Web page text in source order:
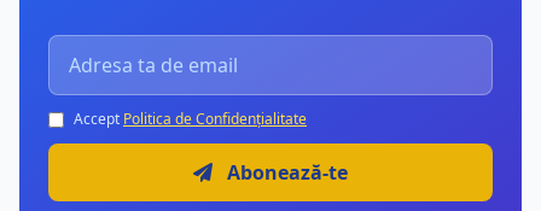
Accept Politica de Confidențialitate
Abonează-te